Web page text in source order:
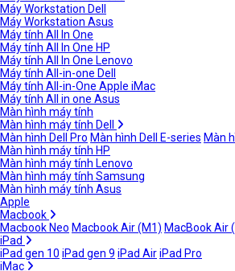
Máy Workstation Dell
Máy Workstation Asus
Máy tính All In One
Máy tính All In One HP
Máy tính All In One Lenovo
Máy tính All-in-one Dell
Máy tính All-in-One Apple iMac
Máy tính All in one Asus
Màn hình máy tính
Màn hình máy tính Dell
Màn hình Dell Pro Màn hình Dell E-series Màn
Màn hình máy tính HP
Màn hình máy tính Lenovo
Màn hình máy tính Samsung
Màn hình máy tính Asus
Apple
Macbook
Macbook Neo Macbook Air (M1) MacBook Air
iPad
iPad gen 10 iPad gen 9 iPad AiriPad Pro
iMac